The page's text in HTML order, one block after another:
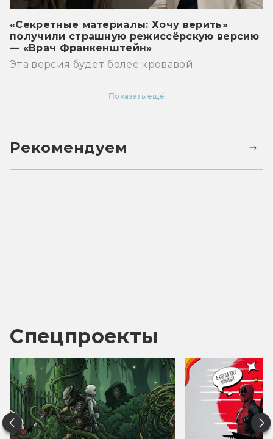
«Секретные материалы: Хочу верить»
получили страшную режиссёрскую версию
— «Врач Франкенштейн»
Эта версия будет более кровавой.
Показать ещё
Рекомендуем
Спецпроекты